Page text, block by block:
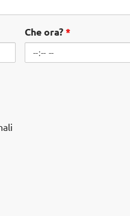
Che ora?*